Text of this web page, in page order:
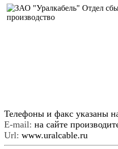
Телефоны и факс указаны
E-mail: на сайте
Url: www.uralcable.ru